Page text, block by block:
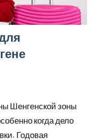
Шенгенской зоны
когда дело
Годовая